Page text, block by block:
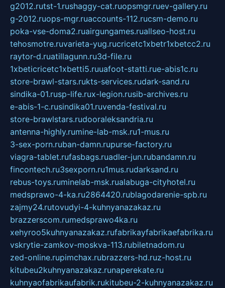
g2012.rutst-1.rushaggy-cat.ruopsmgr.ruev-gallery.ru
g-2012.ruops-mgr.ruaccounts-112.rucsm-demo.ru
poka-vse-doma2.ruairgungames.ruallseo-host.ru
tehosmotre.ruvarieta-yug.rucricetc1xbetr1xbetcc2.ru
raytor-d.ruatillagunn.ru3d-file.ru
1xbeticricetc1xbetti5.ruuafoot-statti.rue-abis1c.ru
store-brawl-stars.rukts-services.rudark-sand.ru
sindika-01.rusp-life.rux-legion.rusib-archives.ru
e-abis-1-c.rusindika01.ruvenda-festival.ru
store-brawlstars.rudooraleksandria.ru
antenna-highly.rumine-lab-msk.ru1-mus.ru
3-sex-porn.ruban-damn.rupurse-factory.ru
viagra-tablet.rufasbags.ruadler-jun.rubandamn.ru
fincontech.ru3sexporn.ru1mus.rudarksand.ru
rebus-toys.ruminelab-msk.rualabuga-cityhotel.ru
medsprawo-4-ka.ru2864420.rublagodarenie-spb.ru
zajmy24.rutovudyi-4-kuhnyanazakaz.ru
brazzerscom.rumedsprawo4ka.ru
xehyroo5kuhnyanazakaz.rufabrikayfabrikaefabrika.ru
vskrytie-zamkov-moskva-113.rubiletnadom.ru
zed-online.rupimchax.rubrazzers-hd.ruz-host.ru
kitubeu2kuhnyanazakaz.runaperekate.ru
kuhnyaofabrikaufabrik.rukitubeu-2-kuhnyanazakaz.ru